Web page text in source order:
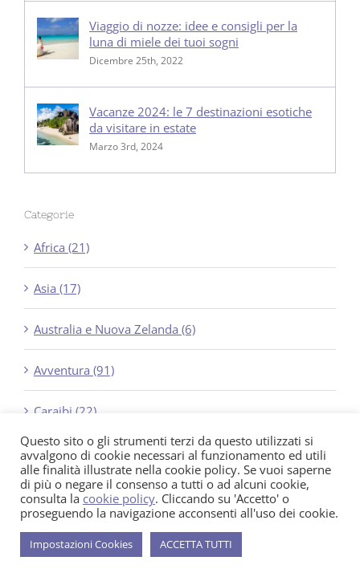
Viaggio di nozze: idee e consigli per la
luna di miele dei tuoi sogni
Dicembre 25th, 2022
Vacanze 2024: le 7 destinazioni esotiche
da visitare in estate
Marzo 3rd, 2024
Categorie
Africa (21)
Asia (17)
Australia e Nuova Zelanda (6)
Avventura (91)
Caraibi (22)
Crociere (23)
Cultura (103)
Diving (29)
Questo sito o gli strumenti terzi da questo utilizzati si
avvalgono di cookie necessari al funzionamento ed utili
alle finalità illustrate nella cookie policy. Se vuoi saperne
di più o negare il consenso a tutti o ad alcuni cookie,
consulta la cookie policy. Cliccando su 'Accetto' o
proseguendo la navigazione acconsenti all'uso dei cookie.
Impostazioni Cookies ACCETTA TUTTI